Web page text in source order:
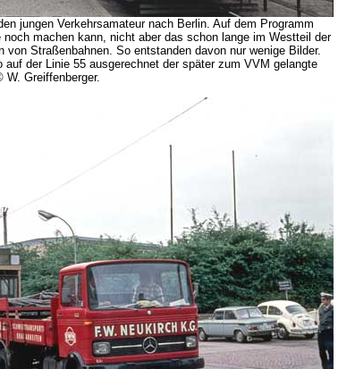
jungen Verkehrsamateur nach Berlin. Auf dem Programm
machen kann, nicht aber das schon lange im Westteil der
Straßenbahnen. So entstanden davon nur wenige Bilder.
der Linie 55 ausgerechnet der später zum VVM gelangte
Greiffenberger.